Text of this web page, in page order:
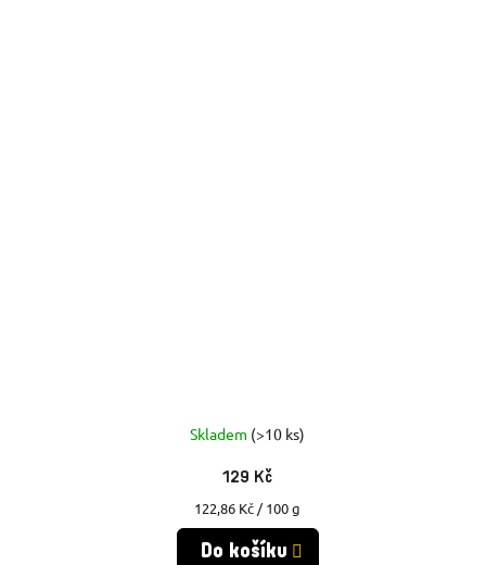
Skladem (>10 ks)
129 Kč
Měrná
cena:
122,86 Kč / 100 g
Do košíku